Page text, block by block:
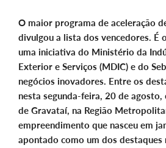
O maior programa de aceleração
divulgou a lista dos vencedores. É
uma iniciativa do Ministério da
Exterior e Serviços (MDIC) e do
negócios inovadores. Entre os
nesta segunda-feira, 20 de agosto,
de Gravataí, na Região
empreendimento que nasceu em
apontado como um dos destaques